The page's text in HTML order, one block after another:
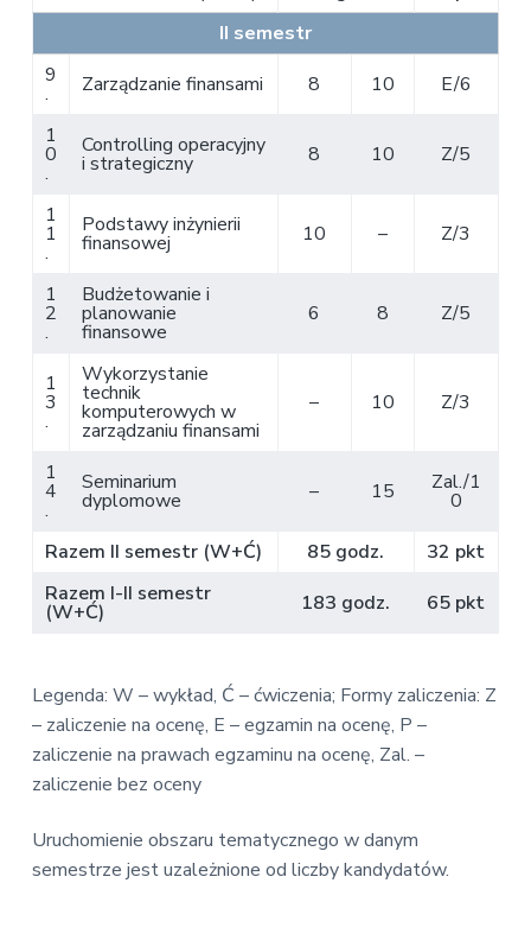
II semestr
9
. Zarządzanie finansami 8 10
E/6
1
0
.
Controlling operacyjny
i strategiczny 8 10 Z/5
1
1
.
Podstawy inżynierii
finansowej 10 – Z/3
1
2
.
Budżetowanie i
planowanie
finansowe
6 8 Z/5
1
3
.
Wykorzystanie
technik
komputerowych w
zarządzaniu finansami
– 10 Z/3
1
4
.
Seminarium
dyplomowe – 15 Zal./1
0
Razem II semestr (W+Ć)
85 godz.
32 pkt
Razem I-II semestr
(W+Ć) 183 godz. 65 pkt
Legenda: W – wykład, Ć – ćwiczenia; Formy zaliczenia: Z
– zaliczenie na ocenę, E – egzamin na ocenę, P –
zaliczenie na prawach egzaminu na ocenę, Zal. –
zaliczenie bez oceny
Uruchomienie obszaru tematycznego w danym
semestrze jest uzależnione od liczby kandydatów.